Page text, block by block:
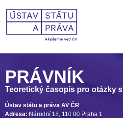
PRÁVNÍK
Teoretický časopis pro otázky
Ústav státu a práva AV ČR
Adresa: Národní 18, 110 00 Praha 1